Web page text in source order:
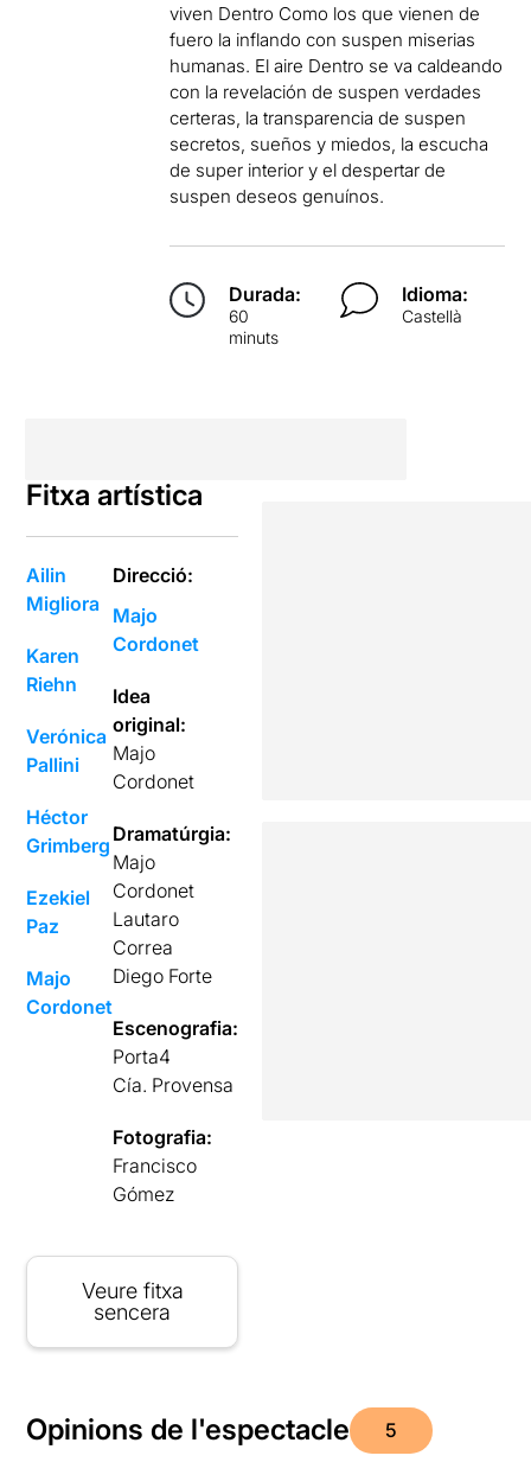
viven Dentro Como los que vienen de
fuero la inflando con suspen miserias
humanas. El aire Dentro se va caldeando
con la revelación de suspen verdades
certeras, la transparencia de suspen
secretos, sueños y miedos, la escucha
de super interior y el despertar de
suspen deseos genuínos.
Durada:
60
minuts
Idioma:
Castellà
Fitxa artística
Ailin
Migliora
Karen
Riehn
Verónica
Pallini
Héctor
Grimberg
Ezekiel
Paz
Majo
Cordonet
Direcció:
Majo
Cordonet
Idea
original:
Majo
Cordonet
Dramatúrgia:
Majo
Cordonet
Lautaro
Correa
Diego Forte
Escenografia:
Porta4
Cía. Provensa
Fotografia:
Francisco
Gómez
Veure fitxa
sencera
Opinions de l'espectacle 5